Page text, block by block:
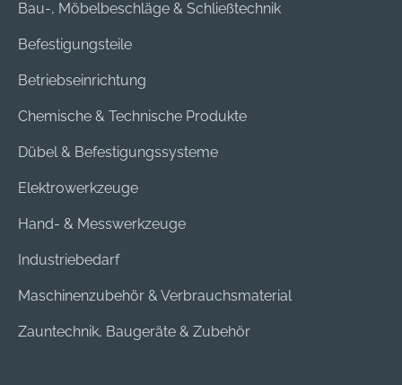
Bau-, Möbelbeschläge & Schließtechnik
Befestigungsteile
Betriebseinrichtung
Chemische & Technische Produkte
Dübel & Befestigungssysteme
Elektrowerkzeuge
Hand- & Messwerkzeuge
Industriebedarf
Maschinenzubehör & Verbrauchsmaterial
Zauntechnik, Baugeräte & Zubehör